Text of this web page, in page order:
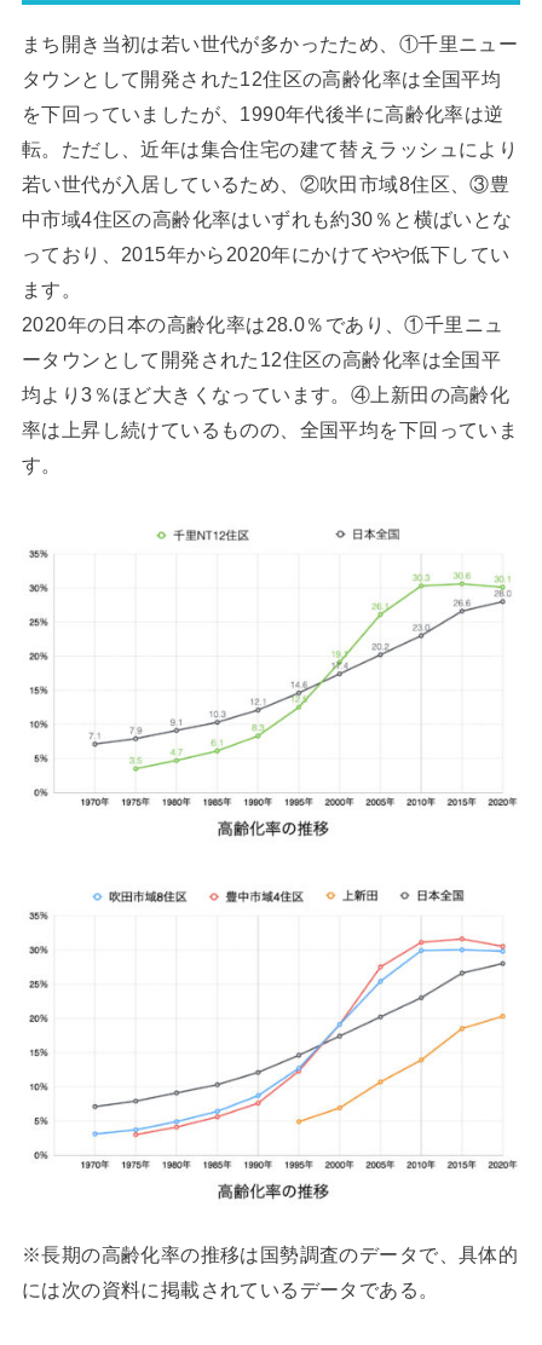
まち開き当初は若い世代が多かったため、①千里ニュー
タウンとして開発された12住区の高齢化率は全国平均
を下回っていましたが、1990年代後半に高齢化率は逆
転。ただし、近年は集合住宅の建て替えラッシュにより
若い世代が入居しているため、②吹田市域8住区、③豊
中市域4住区の高齢化率はいずれも約30％と横ばいとな
っており、2015年から2020年にかけてやや低下してい
ます。
2020年の日本の高齢化率は28.0％であり、①千里ニュ
ータウンとして開発された12住区の高齢化率は全国平
均より3％ほど大きくなっています。④上新田の高齢化
率は上昇し続けているものの、全国平均を下回っていま
す。
※長期の高齢化率の推移は国勢調査のデータで、具体的
には次の資料に掲載されているデータである。